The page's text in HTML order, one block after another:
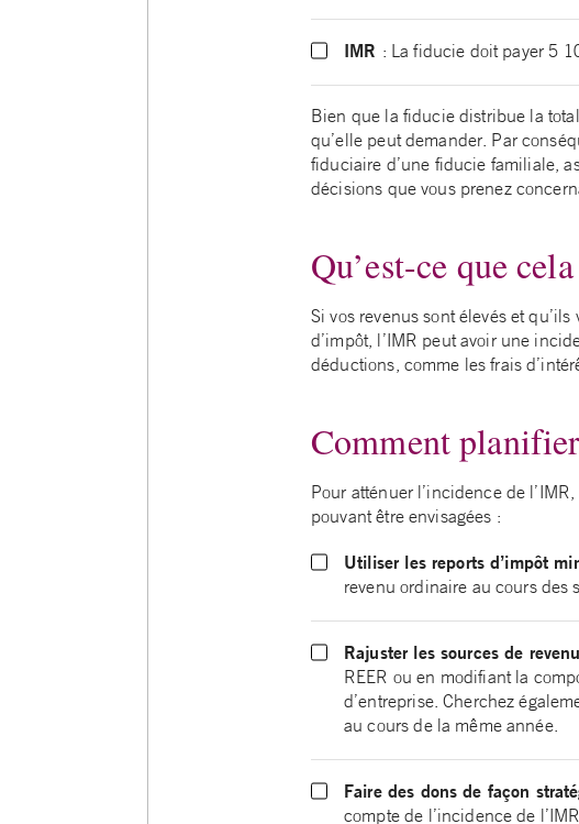
IMR : La fiducie doit payer 5
Bien que la fiducie distribue la
qu’elle peut demander. Par
fiduciaire d’une fiducie familiale,
décisions que vous prenez
Qu’est-ce que
Si vos revenus sont élevés et
d’impôt, l’IMR peut avoir une
déductions, comme les frais
Comment
Pour atténuer l’incidence de
pouvant être envisagées :
Utiliser les reports d’impôt
revenu ordinaire au cours des
Rajuster les sources de
REER ou en modifiant la
d’entreprise. Cherchez
au cours de la même année.
Faire des dons de façon
compte de l’incidence de